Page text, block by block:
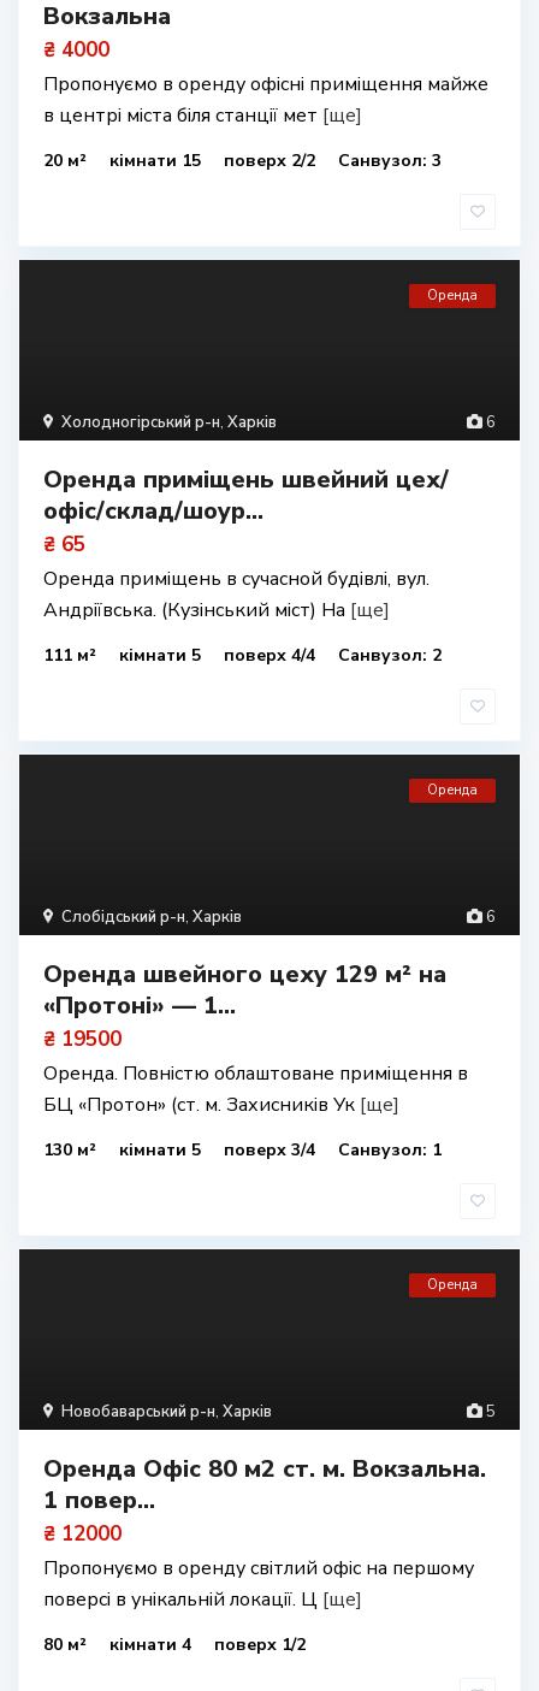
Вокзальна
₴ 4000
Пропонуємо в оренду офісні приміщення майже
в центрі міста біля станції мет [ще]
20 м² кімнати 15 поверх 2/2 Санвузол: 3
6
Холодногірський р-н, Харків
Оренда
Оренда приміщень швейний цех/
офіс/склад/шоур...
₴ 65
Оренда приміщень в сучасной будівлі, вул.
Андріївська. (Кузінський міст) На [ще]
111 м² кімнати 5 поверх 4/4 Санвузол: 2
6
Слобідський р-н, Харків
Оренда
Оренда швейного цеху 129 м² на
«Протоні» — 1...
₴ 19500
Оренда. Повністю облаштоване приміщення в
БЦ «Протон» (ст. м. Захисників Ук [ще]
130 м² кімнати 5 поверх 3/4 Санвузол: 1
5
Новобаварський р-н, Харків
Оренда
Оренда Офіс 80 м2 ст. м. Вокзальна.
1 повер...
₴ 12000
Пропонуємо в оренду світлий офіс на першому
поверсі в унікальній локації. Ц [ще]
80 м² кімнати 4 поверх 1/2